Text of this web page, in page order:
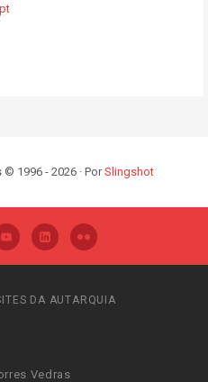
1996 - 2026 · PorSlingshot
DA AUTARQUIA
Vedras